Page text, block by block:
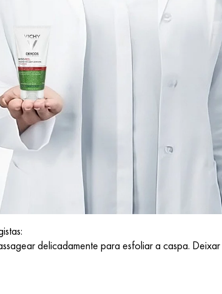
delicadamente para esfoliar a caspa.